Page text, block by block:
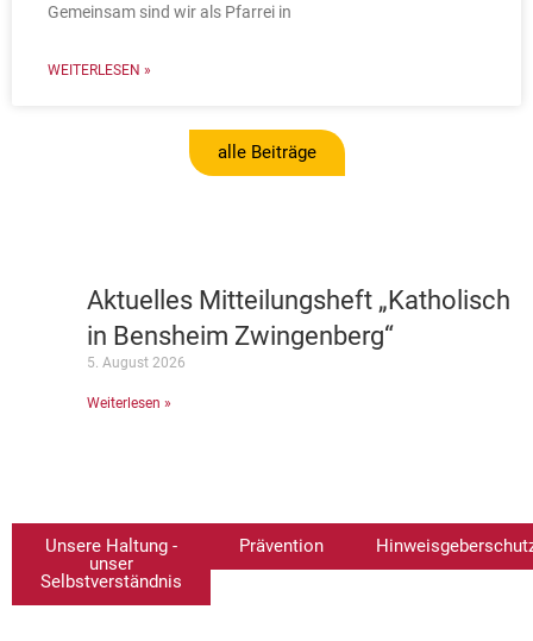
Gemeinsam sind wir als Pfarrei in
WEITERLESEN »
alle Beiträge
Aktuelles Mitteilungsheft „Katholisch
in Bensheim Zwingenberg“
5. August 2026
Weiterlesen »
Unsere Haltung -
unser
Selbstverständnis
Prävention